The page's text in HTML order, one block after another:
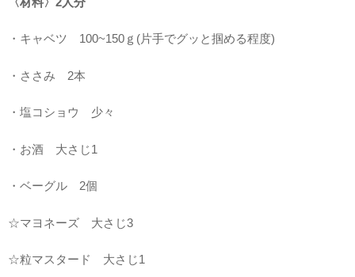
・キャベツ 100~150ｇ(片手でグッと掴める程度)
・ささみ 2本
・塩コショウ 少々
・お酒 大さじ1
・ベーグル 2個
☆マヨネーズ 大さじ3
☆粒マスタード 大さじ1